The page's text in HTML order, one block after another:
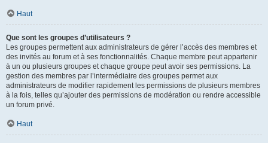
Haut
Que sont les groupes d’utilisateurs ?
Les groupes permettent aux administrateurs de gérer l’accès des membres et
des invités au forum et à ses fonctionnalités. Chaque membre peut appartenir
à un ou plusieurs groupes et chaque groupe peut avoir ses permissions. La
gestion des membres par l’intermédiaire des groupes permet aux
administrateurs de modifier rapidement les permissions de plusieurs membres
à la fois, telles qu’ajouter des permissions de modération ou rendre accessible
un forum privé.
Haut